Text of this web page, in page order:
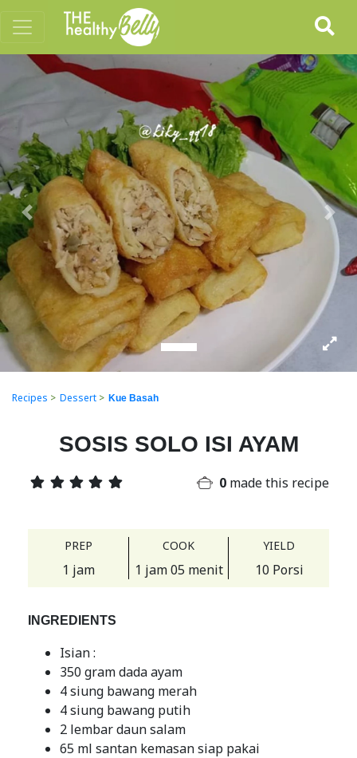
Previous Next
Recipes > Dessert > Kue Basah
SOSIS SOLO ISI AYAM
0 made this recipe
PREP
1 jam
COOK
1 jam 05 menit
YIELD
10 Porsi
INGREDIENTS
Isian :
350 gram dada ayam
4 siung bawang merah
4 siung bawang putih
2 lembar daun salam
65 ml santan kemasan siap pakai